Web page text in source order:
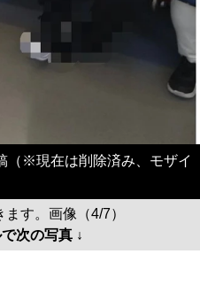
（※現在は削除済み、モザイ
す。画像（4/7）
次の写真 ↓